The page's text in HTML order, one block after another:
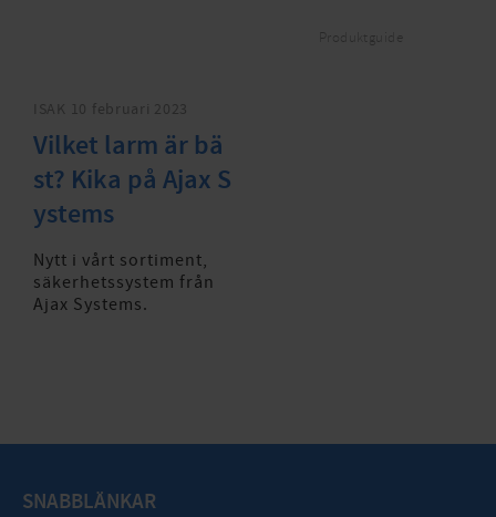
Produktguide
ISAK 10 februari 2023
Vilket larm är bä
st? Kika på Ajax S
ystems
Nytt i vårt sortiment,
säkerhetssystem från
Ajax Systems.
SNABBLÄNKAR